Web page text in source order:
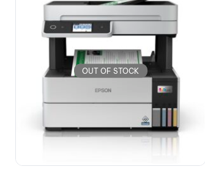
OUT OF STOCK